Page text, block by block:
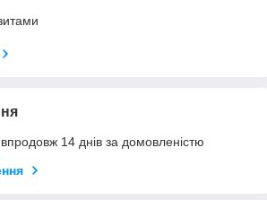
14 днів за домовленістю